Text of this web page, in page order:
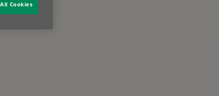
Cookies